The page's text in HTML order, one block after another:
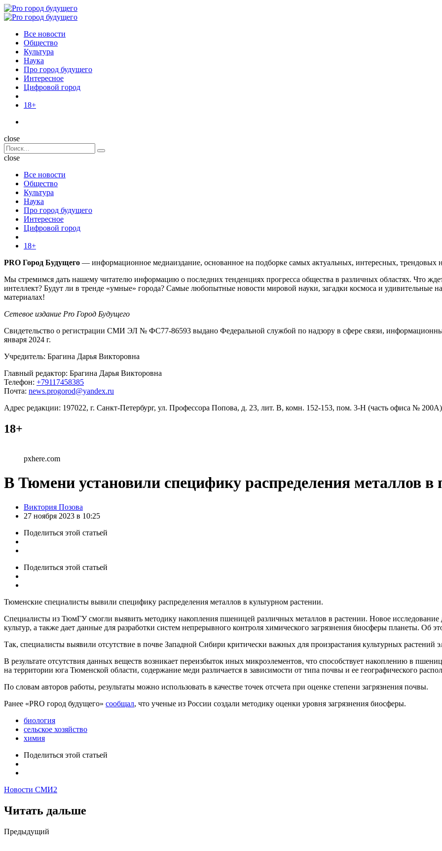
Menu
Поиск
Menu
Pro
Все новости
Общество
Культура
Наука
Про город будущего
Интересное
Цифровой город
18+
Поиск
close
Search
for:
Поиск
close
Все новости
Общество
Культура
Наука
Про город будущего
Интересное
Цифровой город
18+
PRO Город Будущего — информационное медиаиздание, основанное на подборке самых актуальных, интересных, трендовых
Мы стремимся дать нашему читателю информацию о последних тенденциях прогресса общества в различных областях. Что
интеллект? Будут ли в тренде «умные» города? Самые любопытные новости мировой науки, загадки космоса и удивительные
материалах!
Сетевое издание Pro Город Будущего
Свидетельство о регистрации СМИ ЭЛ № ФС77-86593 выдано Федеральной службой по надзору в сфере связи,
января 2024 г.
Учредитель: Брагина Дарья Викторовна
Главный редактор: Брагина Дарья Викторовна
Телефон: +79117458385
Почта: news.progorod@yandex.ru
Адрес редакции: 197022, г. Санкт-Петербург, ул. Профессора Попова, д. 23, лит. В, комн. 152-153, пом. 3-Н (часть офиса № 200А)
18+
pxhere.com
В Тюмени установили специфику распределения металлов
Posted
by
Виктория Позова
27 ноября 2023 в 10:25
Поделиться этой статьей
Поделиться этой статьей
Тюменские специалисты вывили специфику распределения металлов в культурном растении.
Специалисты из ТюмГУ смогли выявить методику накопления пшеницей различных металлов в растении. Новое исследование
культур, а также дает данные для разработки систем непрерывного контроля химического загрязнения биосферы планеты. Об
Так, специалисты выявили отсутствие в почве Западной Сибири критически важных для произрастания культурных растений
В результате отсутствия данных веществ возникает переизбыток иных микроэлементов, что способствует накоплению в
на территории юга Тюменской области, содержание меди различается в зависимости от типа почвы и ее географического
По словам авторов работы, результаты можно использовать в качестве точек отсчета при оценке степени загрязнения почвы.
Ранее «PRO город будущего» сообщал, что ученые из России создали методику оценки уровня загрязнения биосферы.
биология
сельское хозяйство
химия
Поделиться этой статьей
Новости СМИ2
Читать дальше
Post
Предыдущий